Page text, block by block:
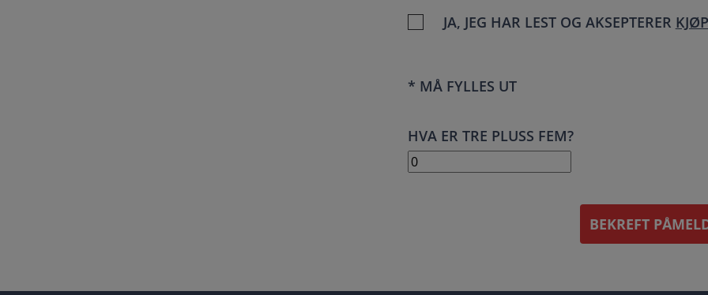
JA, JEG HAR LEST OG AKSEPTERER
* MÅ FYLLES UT
HVA ER TRE PLUSS FEM?
BEKREFT